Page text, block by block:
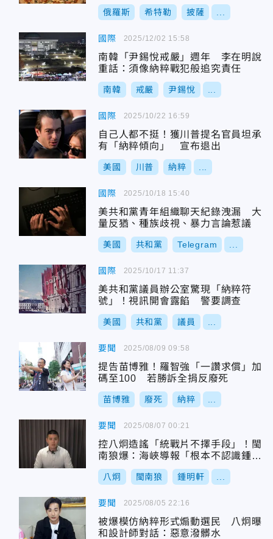
俄羅斯 希特勒 披薩
國際
南韓「尹錫悅戒嚴」週年 李在明說
重話：須像納粹戰犯般追究責任
南韓 戒嚴 尹錫悅
2025/12/02 15:58
國際
自己人都不挺！獲川普提名官員坦承
有「納粹傾向」 宣布退出
美國 川普 納粹
2025/10/22 16:59
國際
美共和黨青年組織聊天紀錄洩漏 大
量反猶、種族歧視、暴力言論惹議
美國 共和黨 Telegram
2025/10/18 15:40
國際
美共和黨議員辦公室驚現「納粹符
號」！視訊開會露餡 警要調查
美國 共和黨 議員
2025/10/17 11:37
要聞
提告苗博雅！羅智強「一讚求償」加
碼至100 若勝訴全捐反廢死
苗博雅 廢死 納粹
2025/08/09 09:58
要聞
控八炯造謠「統戰片不擇手段」！閩
南狼爆：海峽導報「根本不認識鍾明
軒」
八炯 閩南狼 鍾明軒
2025/08/07 00:21
要聞
被爆模仿納粹形式煽動選民 八炯曝
和設計師對話：惡意潑髒水
2025/08/05 22:16